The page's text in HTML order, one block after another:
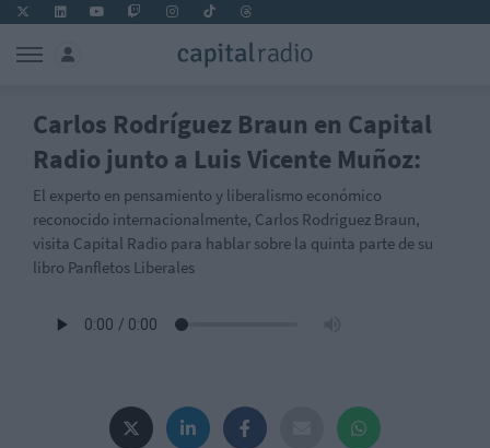
Carlos Rodríguez Braun en Capital
Radio junto a Luis Vicente Muñoz:
El experto en pensamiento y liberalismo económico
reconocido internacionalmente, Carlos Rodriguez Braun,
visita Capital Radio para hablar sobre la quinta parte de su
libro Panfletos Liberales